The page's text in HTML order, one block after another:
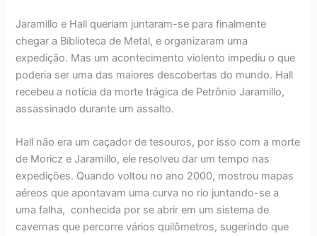
Jaramillo e Hall queriam juntaram-se para finalmente
chegar a Biblioteca de Metal, e organizaram uma
expedição. Mas um acontecimento violento impediu o que
poderia ser uma das maiores descobertas do mundo. Hall
recebeu a notícia da morte trágica de Petrônio Jaramillo,
assassinado durante um assalto.
Hall não era um caçador de tesouros, por isso com a morte
de Moricz e Jaramillo, ele resolveu dar um tempo nas
expedições. Quando voltou no ano 2000, mostrou mapas
aéreos que apontavam uma curva no rio juntando-se a
uma falha, conhecida por se abrir em um sistema de
cavernas que percorre vários quilômetros, sugerindo que